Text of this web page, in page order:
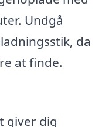
Undgå
da
at finde.
giver dig